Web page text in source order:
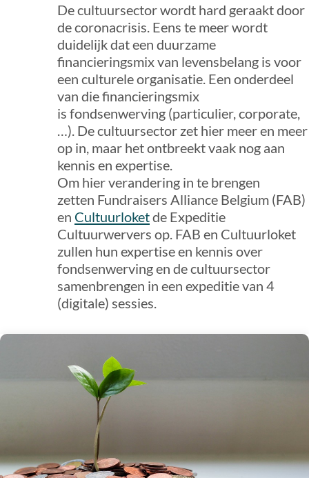
De cultuursector wordt hard geraakt door
de coronacrisis. Eens te meer wordt
duidelijk dat een duurzame
financieringsmix van levensbelang is voor
een culturele organisatie. Een onderdeel
van die financieringsmix
is fondsenwerving (particulier, corporate,
…). De cultuursector zet hier meer en meer
op in, maar het ontbreekt vaak nog aan
kennis en expertise.
Om hier verandering in te brengen
zetten Fundraisers Alliance Belgium (FAB)
en Cultuurloketde Expeditie
Cultuurwervers op. FAB en Cultuurloket
zullen hun expertise en kennis over
fondsenwerving en de cultuursector
samenbrengen in een expeditie van 4
(digitale) sessies.